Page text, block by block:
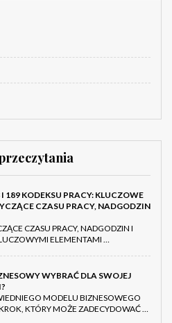
189 KODEKSU PRACY: KLUCZOWE
CZASU PRACY, NADGODZIN
CZASU PRACY, NADGODZIN I
ELEMENTAMI …
WYBRAĆ DLA SWOJEJ
MODELU BIZNESOWEGO
KTÓRY MOŻE ZADECYDOWAĆ …